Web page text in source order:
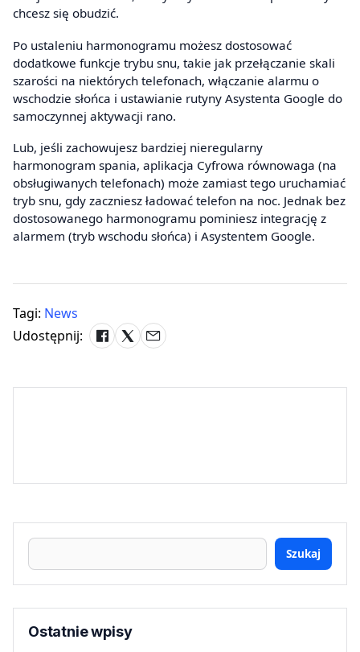
chcesz się obudzić.
Po ustaleniu harmonogramu możesz dostosować
dodatkowe funkcje trybu snu, takie jak przełączanie skali
szarości na niektórych telefonach, włączanie alarmu o
wschodzie słońca i ustawianie rutyny Asystenta Google do
samoczynnej aktywacji rano.
Lub, jeśli zachowujesz bardziej nieregularny
harmonogram spania, aplikacja Cyfrowa równowaga (na
obsługiwanych telefonach) może zamiast tego uruchamiać
tryb snu, gdy zaczniesz ładować telefon na noc. Jednak bez
dostosowanego harmonogramu pominiesz integrację z
alarmem (tryb wschodu słońca) i Asystentem Google.
Tagi: News
Udostępnij:
Szukaj
Ostatnie wpisy